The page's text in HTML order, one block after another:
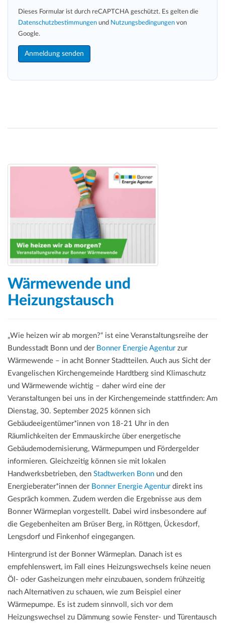
Dieses Formular ist durch reCAPTCHA geschützt. Es gelten die
Datenschutzbestimmungen und Nutzungsbedingungen von
Google.
Wärmewende und
Heizungstausch
„Wie heizen wir ab morgen?“ ist eine Veranstaltungsreihe der
Bundesstadt Bonn und der Bonner Energie Agenturzur
Wärmewende – in acht Bonner Stadtteilen. Auch aus Sicht der
Evangelischen Kirchengemeinde Hardtberg sind Klimaschutz
und Wärmewende wichtig – daher wird eine der
Veranstaltungen bei uns in der Kirchengemeinde stattfinden: Am
Dienstag, 30. September 2025 können sich
Gebäudeeigentümer*innen von 18-21 Uhr in den
Räumlichkeiten der Emmauskirche über energetische
Gebäudemodernisierung, Wärmepumpen und Fördergelder
informieren. Gleichzeitig können sie mit lokalen
Handwerksbetrieben, den Stadtwerken Bonn und den
Energieberater*innen der Bonner Energie Agenturdirekt ins
Gespräch kommen. Zudem werden die Ergebnisse aus dem
Bonner Wärmeplan vorgestellt. Dabei wird insbesondere auf
die Gegebenheiten am Brüser Berg, in Röttgen, Ückesdorf,
Lengsdorf und Finkenhof eingegangen.
Hintergrund ist der Bonner Wärmeplan. Danach ist es
empfehlenswert, im Fall eines Heizungswechsels keine neuen
Öl- oder Gasheizungen mehr einzubauen, sondern frühzeitig
nach Alternativen zu schauen, wie zum Beispiel einer
Wärmepumpe. Es ist zudem sinnvoll, sich vor dem
Heizungswechsel zu Dämmung sowie Fenster- und Türentausch